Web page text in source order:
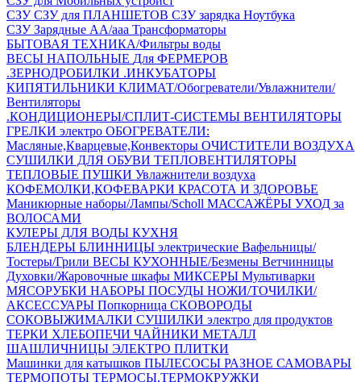
СЗУСЗУ для ПЛАНШЕТОВ СЗУ зарядка Ноутбука
СЗУ Зарядные АА/ааа Трансформаторы
БЫТОВАЯ ТЕХНИКА/Фильтры воды
ВЕСЫ НАПОЛЬНЫЕ Для ФЕРМЕРОВ
.ЗЕРНОДРОБИЛКИ .ИНКУБАТОРЫ
КИПЯТИЛЬНИКИ КЛИМАТ/Обогреватели/Увлажнители/
Вентиляторы
.КОНДИЦИОНЕРЫ/СПЛИТ-СИСТЕМЫ ВЕНТИЛЯТОРЫ
ГРЕЛКИ электро ОБОГРЕВАТЕЛИ:
Масляные,Кварцевые,Конвекторы ОЧИСТИТЕЛИ ВОЗДУХА
СУШИЛКИ ДЛЯ ОБУВИ ТЕПЛОВЕНТИЛЯТОРЫ
ТЕПЛОВЫЕ ПУШКИ Увлажнители воздуха
КОФЕМОЛКИ,КОФЕВАРКИ КРАСОТА И ЗДОРОВЬЕ
Маникюрные наборы/Лампы/Scholl МАССАЖЁРЫ УХОД за
ВОЛОСАМИ
КУЛЕРЫ ДЛЯ ВОДЫ КУХНЯ
БЛЕНДЕРЫ БЛИННИЦЫ электрические Вафельницы/
Тостеры/Грили ВЕСЫ КУХОННЫЕ/Безмены Ветчинницы
Духовки/Жаровочные шкафы МИКСЕРЫ Мультиварки
МЯСОРУБКИ НАБОРЫ ПОСУДЫ НОЖИ/ТОЧИЛКИ/
АКСЕССУАРЫ Попкорница СКОВОРОДЫ
СОКОВЫЖИМАЛКИ СУШИЛКИ электро для продуктов
ТЕРКИ ХЛЕБОПЕЧИ ЧАЙНИКИ МЕТАЛЛ
ШАШЛИЧНИЦЫ ЭЛЕКТРО ПЛИТКИ
Машинки для катышков ПЫЛЕСОСЫ РАЗНОЕ САМОВАРЫ
ТЕРМОПОТЫ ТЕРМОСЫ,ТЕРМОКРУЖКИ